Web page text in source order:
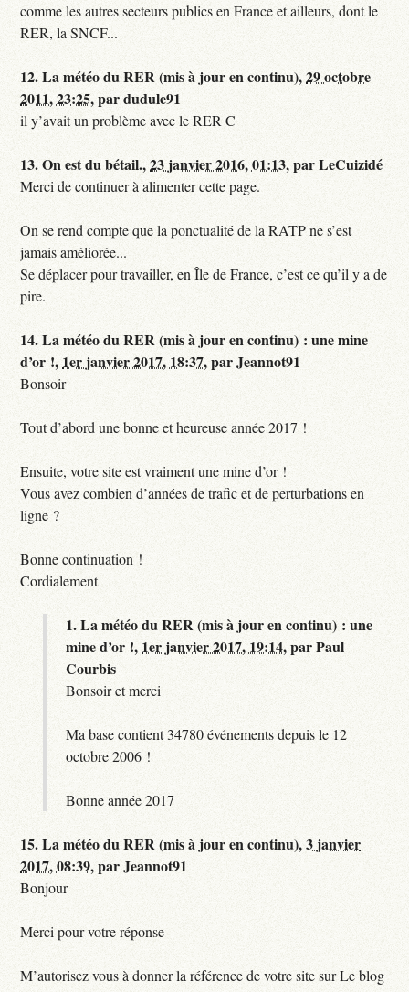
comme les autres secteurs publics en France et ailleurs, dont le
RER, la SNCF...
12.La météo du RER (mis à jour en continu),29 octobre
2011, 23:25,pardudule91
il y’avait un problème avec le RER C
13.On est du bétail.,23 janvier 2016, 01:13,parLeCuizidé
Merci de continuer à alimenter cette page.
On se rend compte que la ponctualité de la RATP ne s’est
jamais améliorée...
Se déplacer pour travailler, en Île de France, c’est ce qu’il y a de
pire.
14.La météo du RER (mis à jour en continu) : une mine
d’or !, 1er janvier 2017, 18:37,parJeannot91
Bonsoir
Tout d’abord une bonne et heureuse année 2017 !
Ensuite, votre site est vraiment une mine d’or !
Vous avez combien d’années de trafic et de perturbations en
ligne ?
Bonne continuation !
Cordialement
1.La météo du RER (mis à jour en continu) : une
mine d’or !, 1er janvier 2017, 19:14,parPaul
Courbis
Bonsoir et merci
Ma base contient 34780 événements depuis le 12
octobre 2006 !
Bonne année 2017
15.La météo du RER (mis à jour en continu),3 janvier
2017, 08:39,parJeannot91
Bonjour
Merci pour votre réponse
M’autorisez vous à donner la référence de votre site sur Le blog